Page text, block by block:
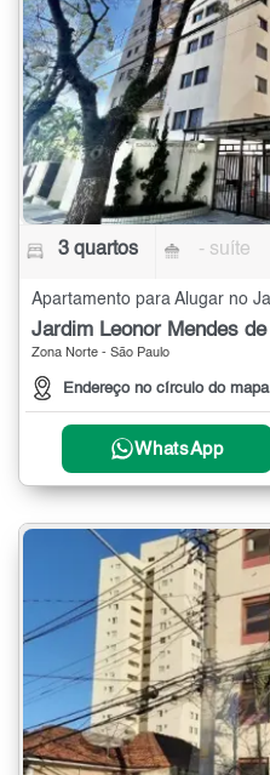
3 quartos - suíte
Zona Norte - São Paulo
Endereço no círculo do mapa
WhatsApp